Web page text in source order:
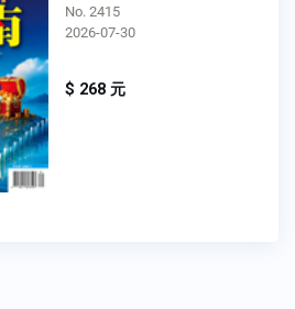
No. 2415
2026-07-30
$ 268 元